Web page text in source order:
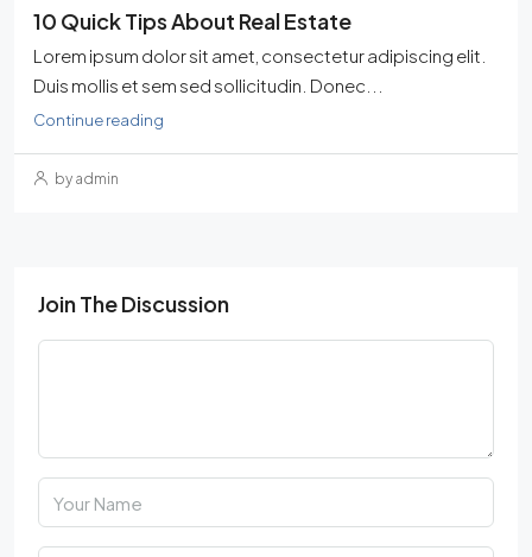
10 Quick Tips About Real Estate
Lorem ipsum dolor sit amet, consectetur adipiscing elit.
Duis mollis et sem sed sollicitudin. Donec...
Continue reading
by admin
Join The Discussion